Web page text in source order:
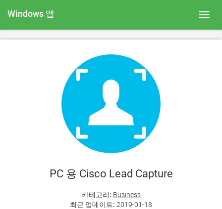
Windows 앱
PC 용 Cisco Lead Capture
카테고리: Business
최근 업데이트: 2019-01-18